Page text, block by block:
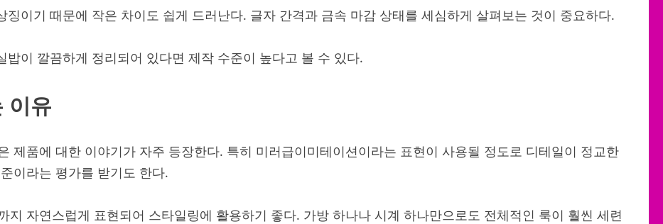
징이기 때문에 작은 차이도 쉽게 드러난다. 글자 간격과 금속 마감 상태를 세심하게 살펴보는 것이 중요하다.
밥이 깔끔하게 정리되어 있다면 제작 수준이 높다고 볼 수 있다.
이유
제품에 대한 이야기가 자주 등장한다. 특히 미러급이미테이션이라는 표현이 사용될 정도로 디테일이 정교한
이라는 평가를 받기도 한다.
지 자연스럽게 표현되어 스타일링에 활용하기 좋다. 가방 하나나 시계 하나만으로도 전체적인 룩이 훨씬 세련